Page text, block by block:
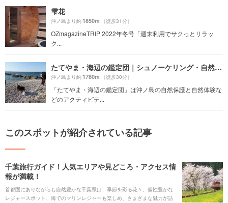
雫花
沖ノ島より約1850m （徒歩31分）
OZmagazineTRIP 2022年冬号「週末利用でサクっとリラッ
ク...
たてやま・海辺の鑑定団｜シュノーケリング・自然体験
沖ノ島より約1780m （徒歩30分）
「たてやま・海辺の鑑定団」は沖ノ島の自然保護と自然体験な
どのアクティビテ...
このスポットが紹介されている記事
千葉旅行ガイド！人気エリアや見どころ・アクセス情
報が満載！
首都圏にありながらも自然豊かな千葉県は、季節を彩る花々、個性豊かな
レジャースポット、海でのマリンレジャーも楽しめ、さまざまな魅力が詰